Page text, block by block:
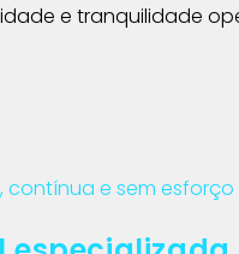
e tranquilidade